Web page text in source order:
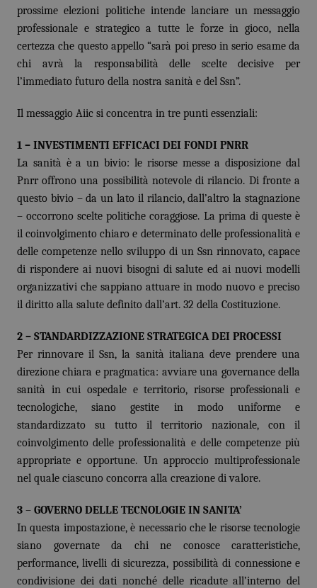
Emilia-Romagna
Friuli Venezia Giulia
Lazio
Liguria
Lombardia
Marche
Molise
Piemonte
Provincia Autonoma di Bolzano
Provincia Autonoma di Trento
Puglia
Sardegna
Sicilia
Umbria
Valle D’Aosta
Colesterolo & coronaropatie
Dermatite Atopica
Diabete & glucometri
Disturbi dell’umore
Dolore
Donna & Salute
Epatiti
HIV
Infezioni & Febbre
Ipertensione & Scompenso
Malattie rare
Malattia di Crohn & Rettocolite Ulcerosa
Neuroscienze & patologie neurodegenerative
Oftalmologia
Oncodermatologia
prossime elezioni politiche intende lanciare un messaggio
professionale e strategico a tutte le forze in gioco, nella
certezza che questo appello “sarà poi preso in serio esame da
chi avrà la responsabilità delle scelte decisive per
l’immediato futuro della nostra sanità e del Ssn”.
Il messaggio Aiic si concentra in tre punti essenziali:
1 – INVESTIMENTI EFFICACI DEI FONDI PNRR
La sanità è a un bivio: le risorse messe a disposizione dal
Pnrr offrono una possibilità notevole di rilancio. Di fronte a
questo bivio – da un lato il rilancio, dall’altro la stagnazione
– occorrono scelte politiche coraggiose. La prima di queste è
il coinvolgimento chiaro e determinato delle professionalità e
delle competenze nello sviluppo di un Ssn rinnovato, capace
di rispondere ai nuovi bisogni di salute ed ai nuovi modelli
organizzativi che sappiano attuare in modo nuovo e preciso
il diritto alla salute definito dall’art. 32 della Costituzione.
2 – STANDARDIZZAZIONE STRATEGICA DEI PROCESSI
Per rinnovare il Ssn, la sanità italiana deve prendere una
direzione chiara e pragmatica: avviare una governance della
sanità in cui ospedale e territorio, risorse professionali e
tecnologiche, siano gestite in modo uniforme e
standardizzato su tutto il territorio nazionale, con il
coinvolgimento delle professionalità e delle competenze più
appropriate e opportune. Un approccio multiprofessionale
nel quale ciascuno concorra alla creazione di valore.
3 – GOVERNO DELLE TECNOLOGIE IN SANITA’
In questa impostazione, è necessario che le risorse tecnologie
siano governate da chi ne conosce caratteristiche,
performance, livelli di sicurezza, possibilità di connessione e
condivisione dei dati nonché delle ricadute all’interno del